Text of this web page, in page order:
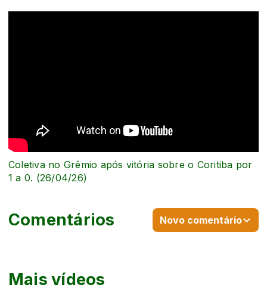
Mais vídeos
Coletiva no Grêmio após vitória sobre o Coritiba por
1 a 0. (26/04/26)
Comentários Novo comentário